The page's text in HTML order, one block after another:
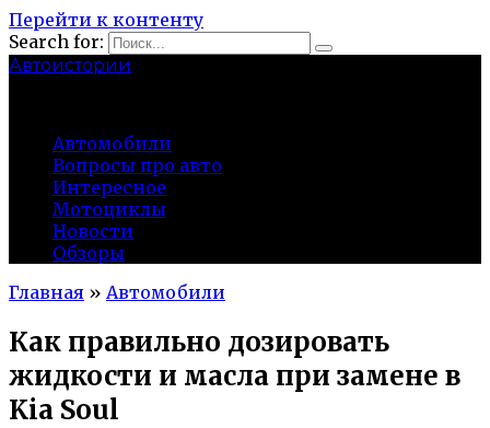
Перейти к контенту
Search for:
Автоистории
Автомобили
Вопросы про авто
Интересное
Мотоциклы
Новости
Обзоры
Главная » Автомобили
Как правильно дозировать
жидкости и масла при замене в
Kia Soul